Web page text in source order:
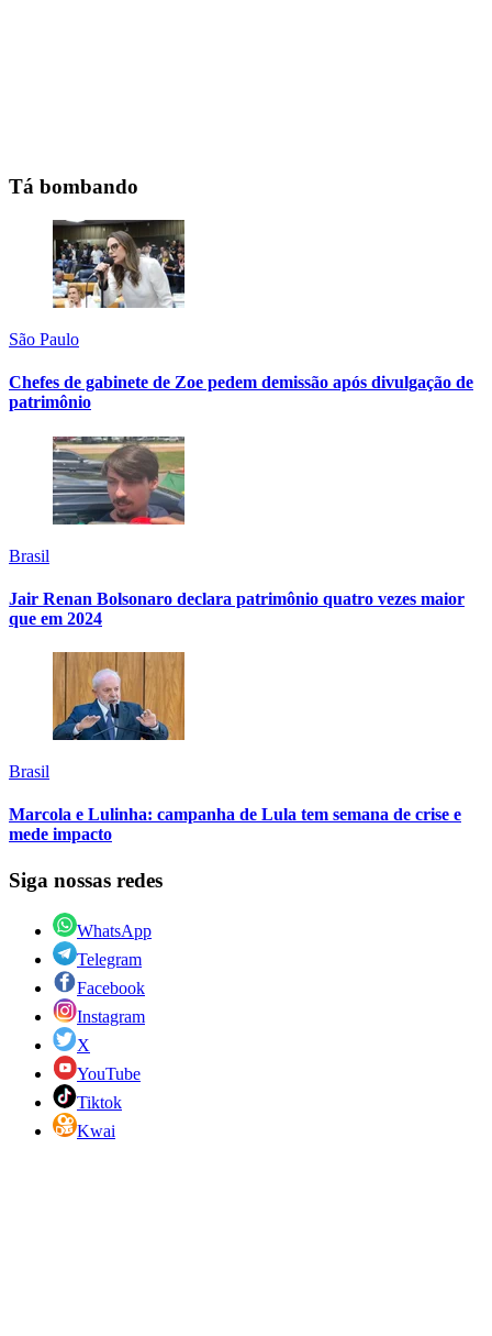
Tá bombando
São Paulo
Chefes de gabinete de Zoe pedem demissão após divulgação de
patrimônio
Brasil
Jair Renan Bolsonaro declara patrimônio quatro vezes maior
que em 2024
Brasil
Marcola e Lulinha: campanha de Lula tem semana de crise e
mede impacto
Siga nossas redes
WhatsApp
Telegram
Facebook
Instagram
X
YouTube
Tiktok
Kwai